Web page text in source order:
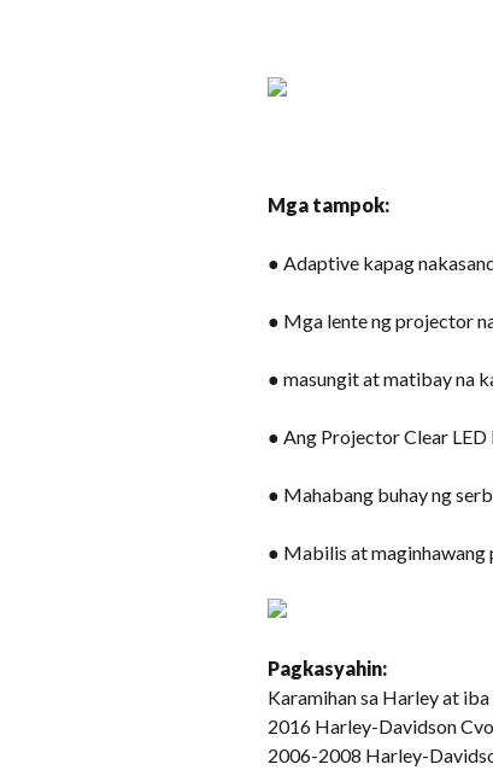
Mga tampok:
● Adaptive kapag
● Mga lente ng projector
● masungit at matibay na
● Ang Projector Clear LED
● Mahabang buhay ng
● Mabilis at maginhawang
Pagkasyahin:
Karamihan sa Harley at
2016 Harley-Davidson
2006-2008 Harley-